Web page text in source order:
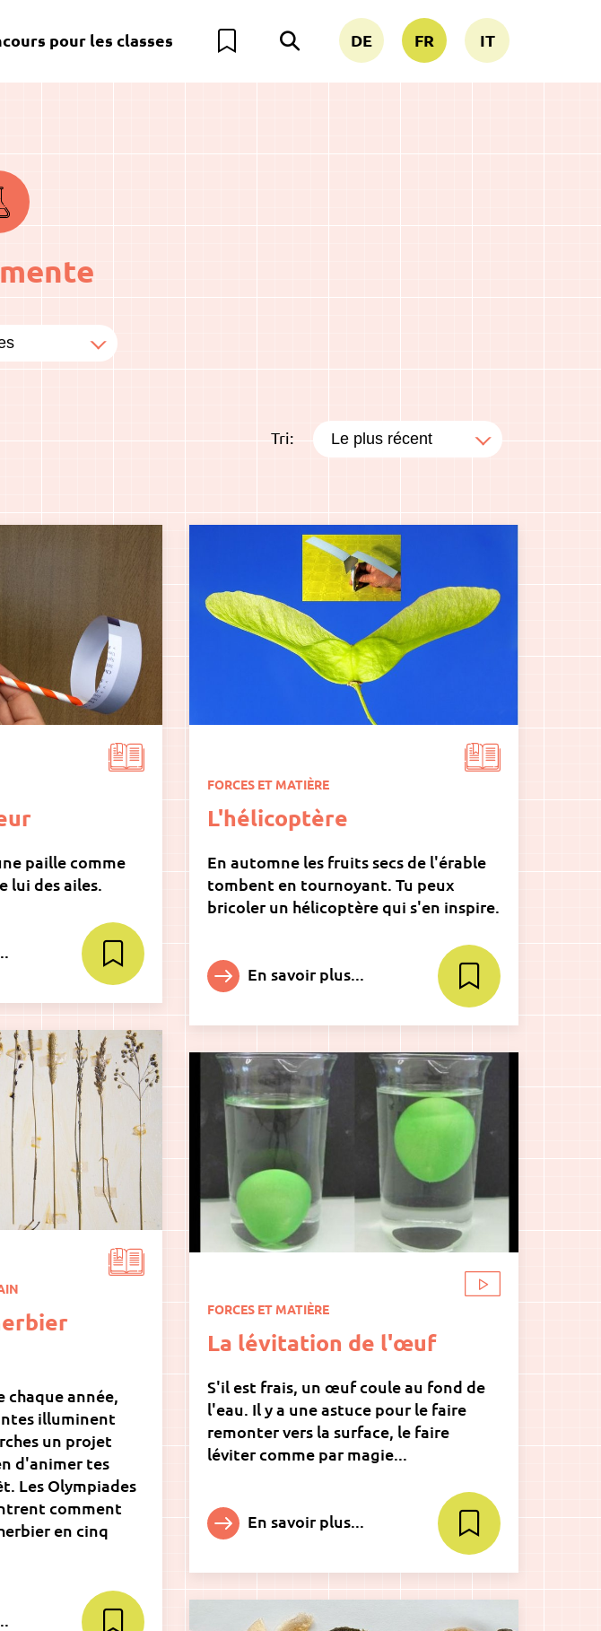
pour les classes DE FR IT
Tri:
paille comme
lui des ailes.
FORCES ET MATIÈRE
L'hélicoptère
En automne les fruits secs de l'érable
tombent en tournoyant. Tu peux
bricoler un hélicoptère qui s'en inspire.
En savoir plus...
chaque année,
illuminent
un projet
d'animer tes
Les Olympiades
comment
en cinq
FORCES ET MATIÈRE
La lévitation de l'œuf
S'il est frais, un œuf coule au fond de
l'eau. Il y a une astuce pour le faire
remonter vers la surface, le faire
léviter comme par magie...
En savoir plus...